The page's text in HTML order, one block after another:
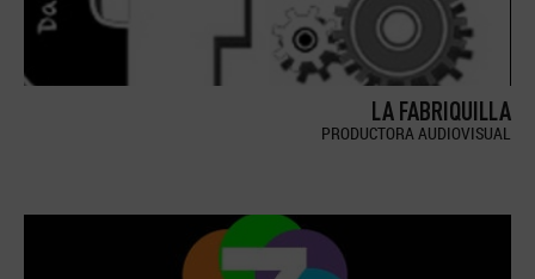
LA FABRIQUILLA
PRODUCTORA AUDIOVISUAL